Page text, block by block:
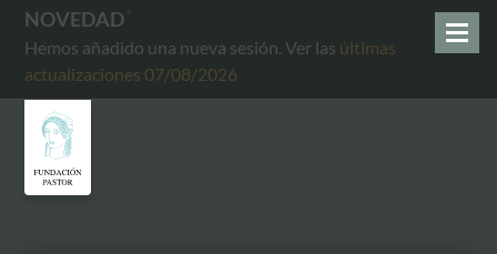
NOVEDAD
Hemos añadido una nueva sesión. Ver las últimas
actualizaciones 07/08/2026